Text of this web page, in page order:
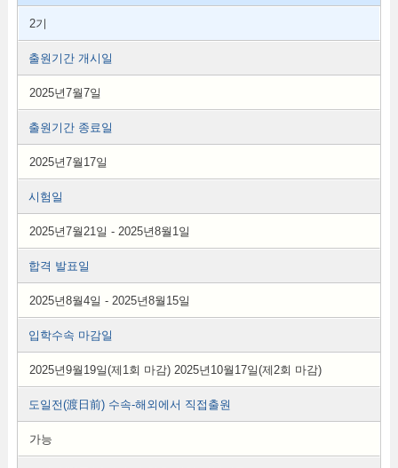
2기
출원기간 개시일
2025년7월7일
출원기간 종료일
2025년7월17일
시험일
2025년7월21일 - 2025년8월1일
합격 발표일
2025년8월4일 - 2025년8월15일
입학수속 마감일
2025년9월19일(제1회 마감) 2025년10월17일(제2회 마감)
도일전(渡日前) 수속-해외에서 직접출원
가능